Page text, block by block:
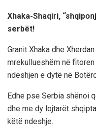
Xhaka-Shaqiri,
serbët!
Granit Xhaka dhe
mrekullueshëm në
ndeshjen e dytë në
Edhe pse Serbia shënoi
dhe me dy lojtarët
këtë ndeshje.